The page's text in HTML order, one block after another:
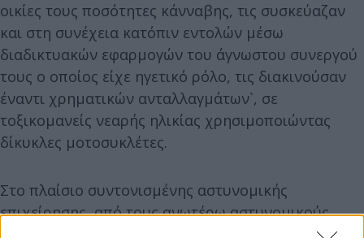
οικίες τους ποσότητες κάνναβης, τις συσκεύαζαν
και στη συνέχεια κατόπιν εντολών μέσω
διαδικτυακών εφαρμογών του άγνωστου συνεργού
τους ο οποίος είχε ηγετικό ρόλο, τις διακινούσαν
έναντι χρηματικών ανταλλαγμάτων`, σε
τοξικομανείς νεαρής ηλικίας χρησιμοποιώντας
δίκυκλες μοτοσυκλέτες.
Στο πλαίσιο συντονισμένης αστυνομικής
επιχείρησης, από τους ανωτέρω αστυνομικούς,